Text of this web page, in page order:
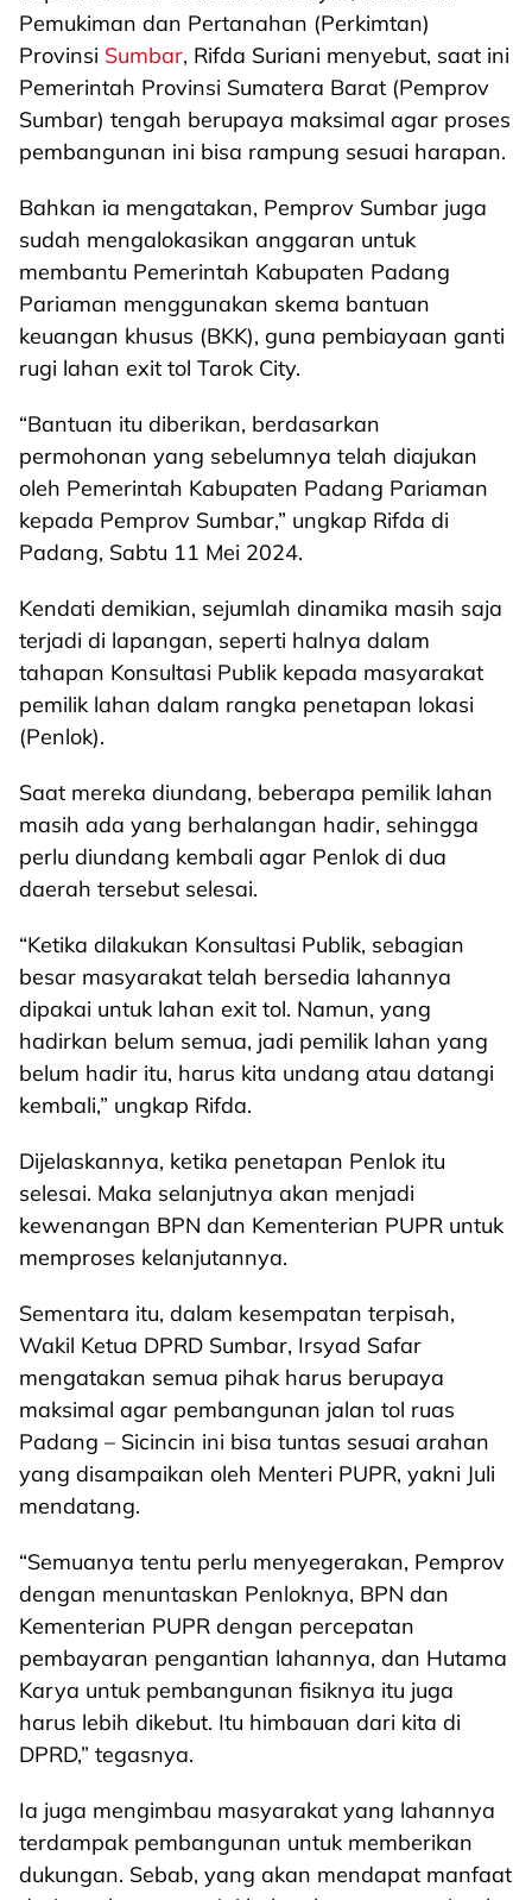
Pemukiman dan Pertanahan (Perkimtan)
Provinsi Sumbar, Rifda Suriani menyebut, saat ini
Pemerintah Provinsi Sumatera Barat (Pemprov
Sumbar) tengah berupaya maksimal agar proses
pembangunan ini bisa rampung sesuai harapan.
Bahkan ia mengatakan, Pemprov Sumbar juga
sudah mengalokasikan anggaran untuk
membantu Pemerintah Kabupaten Padang
Pariaman menggunakan skema bantuan
keuangan khusus (BKK), guna pembiayaan ganti
rugi lahan exit tol Tarok City.
“Bantuan itu diberikan, berdasarkan
permohonan yang sebelumnya telah diajukan
oleh Pemerintah Kabupaten Padang Pariaman
kepada Pemprov Sumbar,” ungkap Rifda di
Padang, Sabtu 11 Mei 2024.
Kendati demikian, sejumlah dinamika masih saja
terjadi di lapangan, seperti halnya dalam
tahapan Konsultasi Publik kepada masyarakat
pemilik lahan dalam rangka penetapan lokasi
(Penlok).
Saat mereka diundang, beberapa pemilik lahan
masih ada yang berhalangan hadir, sehingga
perlu diundang kembali agar Penlok di dua
daerah tersebut selesai.
“Ketika dilakukan Konsultasi Publik, sebagian
besar masyarakat telah bersedia lahannya
dipakai untuk lahan exit tol. Namun, yang
hadirkan belum semua, jadi pemilik lahan yang
belum hadir itu, harus kita undang atau datangi
kembali,” ungkap Rifda.
Dijelaskannya, ketika penetapan Penlok itu
selesai. Maka selanjutnya akan menjadi
kewenangan BPN dan Kementerian PUPR untuk
memproses kelanjutannya.
Sementara itu, dalam kesempatan terpisah,
Wakil Ketua DPRD Sumbar, Irsyad Safar
mengatakan semua pihak harus berupaya
maksimal agar pembangunan jalan tol ruas
Padang – Sicincin ini bisa tuntas sesuai arahan
yang disampaikan oleh Menteri PUPR, yakni Juli
mendatang.
“Semuanya tentu perlu menyegerakan, Pemprov
dengan menuntaskan Penloknya, BPN dan
Kementerian PUPR dengan percepatan
pembayaran pengantian lahannya, dan Hutama
Karya untuk pembangunan fisiknya itu juga
harus lebih dikebut. Itu himbauan dari kita di
DPRD,” tegasnya.
Ia juga mengimbau masyarakat yang lahannya
terdampak pembangunan untuk memberikan
dukungan. Sebab, yang akan mendapat manfaat